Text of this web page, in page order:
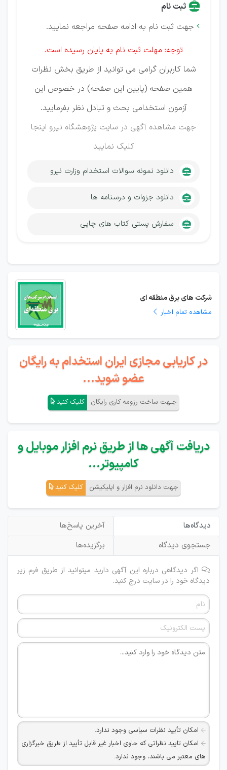
ثبت نام
 جهت ثبت نام به ادامه صفحه مراجعه نمایید.
توجه: مهلت ثبت نام به پایان رسیده است.
شما کاربران گرامی می توانید از طریق بخش نظرات
همین صفحه (پایین این صفحه) در خصوص این
آزمون استخدامی بحث و تبادل نظر بفرمایید.
جهت مشاهده آگهی در سایت پژوهشگاه نیرو اینجا
کلیک نمایید
دانلود نمونه سوالات استخدام وزارت نیرو
دانلود جزوات و درسنامه ها
سفارش پستی کتاب های چاپی
شرکت های برق منطقه ای
مشاهده تمام اخبار
در کاریابی مجازی ایران استخدام به رایگان
عضو شوید...
جـهت ساخت رزومه کاری رایگان کلیک کنید
دریافت آگهی ها از طریق نرم افزار موبایل و
کامپیوتر...
جهت دانلود نرم افزار و اپلیکیشن کلیک کنید
دیدگاه‌ها
آخرین پاسخ‌ها
جستجوی دیدگاه
برگزیده‌ها
اگر دیدگاهی درباره این آگهی دارید میتوانید از طریق فرم زیر
دیدگاه خود را در سایت درج کنید.
امکان تأیید نظرات سیاسی وجود ندارد.
امکان تایید نظراتی که حاوی اخبار غیر قابل تأیید از طریق خبرگزاری
های معتبر می باشند، وجود ندارد.